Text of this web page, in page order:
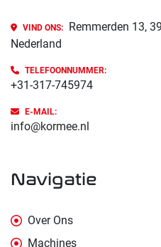
VIND ONS:
Remmerden 13,
Nederland
TELEFOONNUMMER:
+31-317-745974
E-MAIL:
info@kormee.nl
navigatie
Over Ons
Machines